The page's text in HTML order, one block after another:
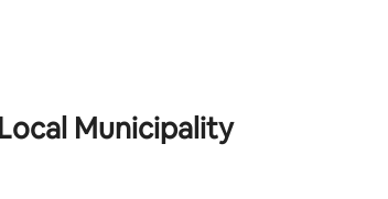
Municipality